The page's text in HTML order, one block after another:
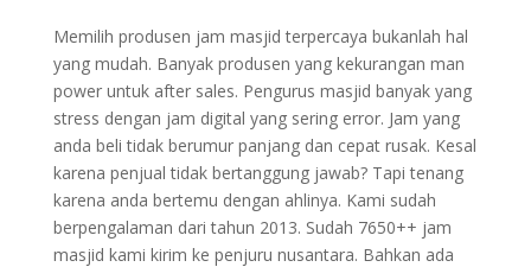
Memilih produsen jam masjid terpercaya bukanlah hal
yang mudah. Banyak produsen yang kekurangan man
power untuk after sales. Pengurus masjid banyak yang
stress dengan jam digital yang sering error. Jam yang
anda beli tidak berumur panjang dan cepat rusak. Kesal
karena penjual tidak bertanggung jawab? Tapi tenang
karena anda bertemu dengan ahlinya. Kami sudah
berpengalaman dari tahun 2013. Sudah 7650++ jam
masjid kami kirim ke penjuru nusantara. Bahkan ada